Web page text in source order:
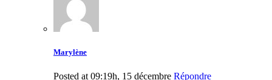
Marylène
Posted at 09:19h, 15 décembre Répondre